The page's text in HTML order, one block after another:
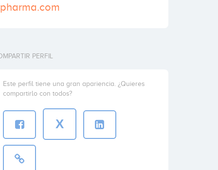
PERFIL
Este perfil tiene una gran apariencia. ¿Quieres
compartirlo con todos?
X